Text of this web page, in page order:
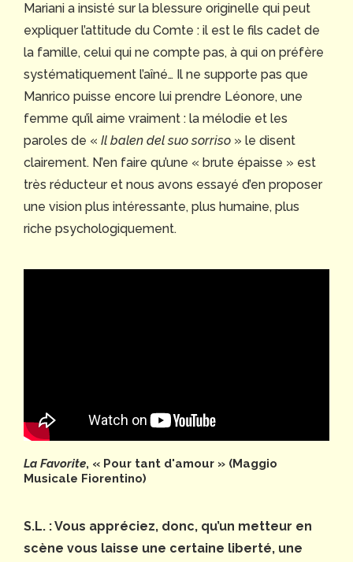
Mariani a insisté sur la blessure originelle qui peut
expliquer l’attitude du Comte : il est le fils cadet de
la famille, celui qui ne compte pas, à qui on préfère
systématiquement l’aîné… Il ne supporte pas que
Manrico puisse encore lui prendre Léonore, une
femme qu’il aime vraiment : la mélodie et les
paroles de « Il balen del suo sorriso » le disent
clairement. N’en faire qu’une « brute épaisse » est
très réducteur et nous avons essayé d’en proposer
une vision plus intéressante, plus humaine, plus
riche psychologiquement.
La Favorite, « Pour tant d'amour » (Maggio
Musicale Fiorentino)
S.L. : Vous appréciez, donc, qu’un metteur en
scène vous laisse une certaine liberté, une